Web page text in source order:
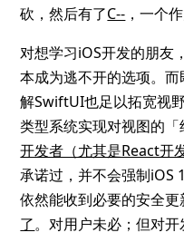
砍，然后有了C-- ，一个
对想学习iOS开发的朋友
本成为逃不开的选项。
解SwiftUI也足以拓宽视
类型系统实现对视图的
开发者（尤其是React开
承诺过，并不会强制iOS
依然能收到必要的安全
了。对用户未必；但对开